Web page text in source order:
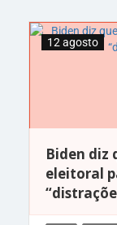
Biden diz
eleitoral
12 agosto